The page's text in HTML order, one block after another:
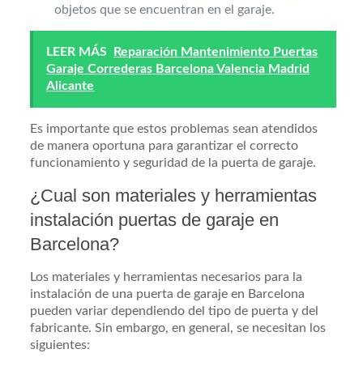
objetos que se encuentran en el garaje.
LEER MÁS
Reparación Mantenimiento Puertas
Garaje Correderas Barcelona Valencia Madrid
Alicante
Es importante que estos problemas sean atendidos
de manera oportuna para garantizar el correcto
funcionamiento y seguridad de la puerta de garaje.
¿Cual son materiales y herramientas
instalación puertas de garaje en
Barcelona?
Los materiales y herramientas necesarios para la
instalación de una puerta de garaje en Barcelona
pueden variar dependiendo del tipo de puerta y del
fabricante. Sin embargo, en general, se necesitan los
siguientes: